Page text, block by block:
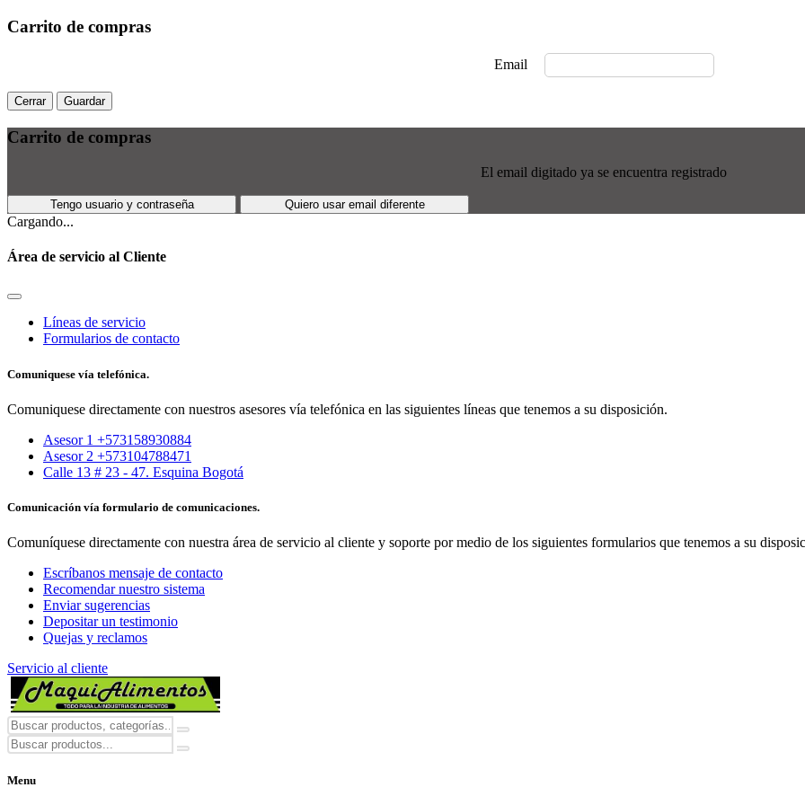
Carrito de compras
Email
Cerrar Guardar
Carrito de compras
El email digitado ya se encuentra registrado
Tengo usuario y contraseña Quiero usar email diferente
Cargando...
Área de servicio al Cliente
Líneas de servicio
Formularios de contacto
Comuniquese vía telefónica.
Comuniquese directamente con nuestros asesores vía telefónica en las siguientes líneas que tenemos a su disposición.
Asesor 1 +573158930884
Asesor 2 +573104788471
Calle 13 # 23 - 47. Esquina Bogotá
Comunicación vía formulario de comunicaciones.
Comuníquese directamente con nuestra área de servicio al cliente y soporte por medio de los siguientes formularios que tenemos a su
Escríbanos mensaje de contacto
Recomendar nuestro sistema
Enviar sugerencias
Depositar un testimonio
Quejas y reclamos
Servicio al cliente
Menu